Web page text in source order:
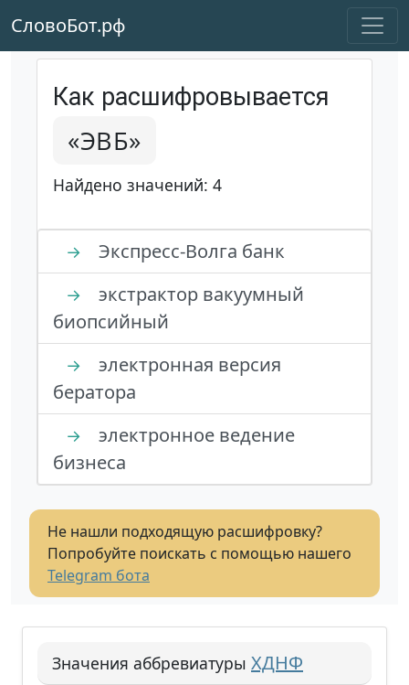
СловоБот.рф
Как расшифровывается
«ЭВБ»
Найдено значений: 4
→ Экспресс-Волга банк
→
экстрактор вакуумный
биопсийный
→
электронная версия
бератора
→
электронное ведение
бизнеса
Не нашли подходящую расшифровку?
Попробуйте поискать с помощью нашего
Telegram бота
Значения аббревиатуры ХДНФ